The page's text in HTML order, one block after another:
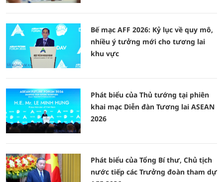
Bế mạc AFF 2026: Kỷ lục về quy mô,
nhiều ý tưởng mới cho tương lai
khu vực
Phát biểu của Thủ tướng tại phiên
khai mạc Diễn đàn Tương lai ASEAN
2026
Phát biểu của Tổng Bí thư, Chủ tịch
nước tiếp các Trưởng đoàn tham dự